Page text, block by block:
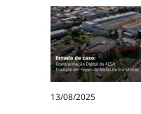
13/08/2025